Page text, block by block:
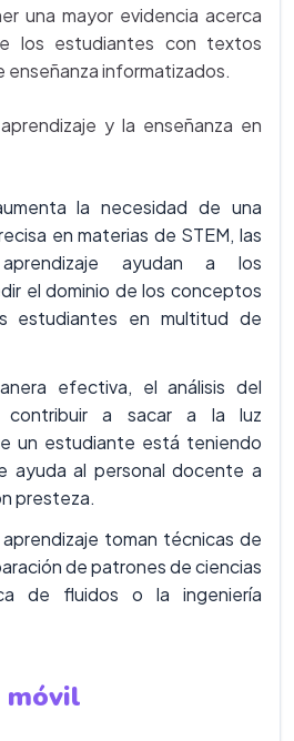
una mayor evidencia acerca
los estudiantes con textos
enseñanza informatizados.
y la enseñanza en
la necesidad de una
en materias de STEM, las
ayudan a los
el dominio de los conceptos
estudiantes en multitud de
efectiva, el análisis del
contribuir a sacar a la luz
un estudiante está teniendo
ayuda al personal docente a
presteza.
toman técnicas de
de patrones de ciencias
de fluidos o la ingeniería
móvil